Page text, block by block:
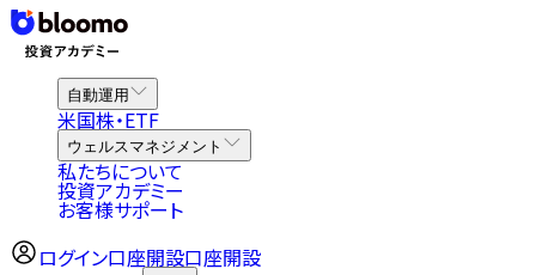
自動運用
米国株・ETF
ウェルスマネジメント
私たちについて
投資アカデミー
お客様サポート
ログイン口座開設口座開設